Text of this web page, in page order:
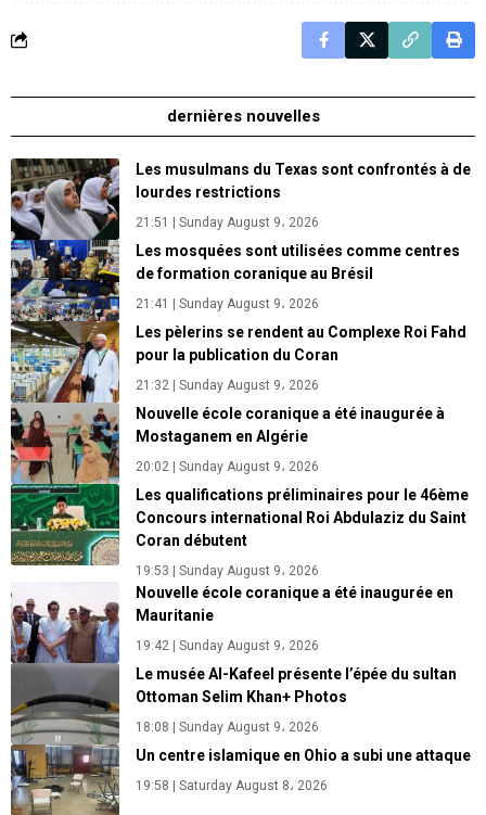
dernières nouvelles
Les musulmans du Texas sont confrontés à de
lourdes restrictions
21:51 | Sunday August 9، 2026
Les mosquées sont utilisées comme centres
de formation coranique au Brésil
21:41 | Sunday August 9، 2026
Les pèlerins se rendent au Complexe Roi Fahd
pour la publication du Coran
21:32 | Sunday August 9، 2026
Nouvelle école coranique a été inaugurée à
Mostaganem en Algérie
20:02 | Sunday August 9، 2026
Les qualifications préliminaires pour le 46ème
Concours international Roi Abdulaziz du Saint
Coran débutent
19:53 | Sunday August 9، 2026
Nouvelle école coranique a été inaugurée en
Mauritanie
19:42 | Sunday August 9، 2026
Le musée Al-Kafeel présente l’épée du sultan
Ottoman Selim Khan+ Photos
18:08 | Sunday August 9، 2026
Un centre islamique en Ohio a subi une attaque
19:58 | Saturday August 8، 2026